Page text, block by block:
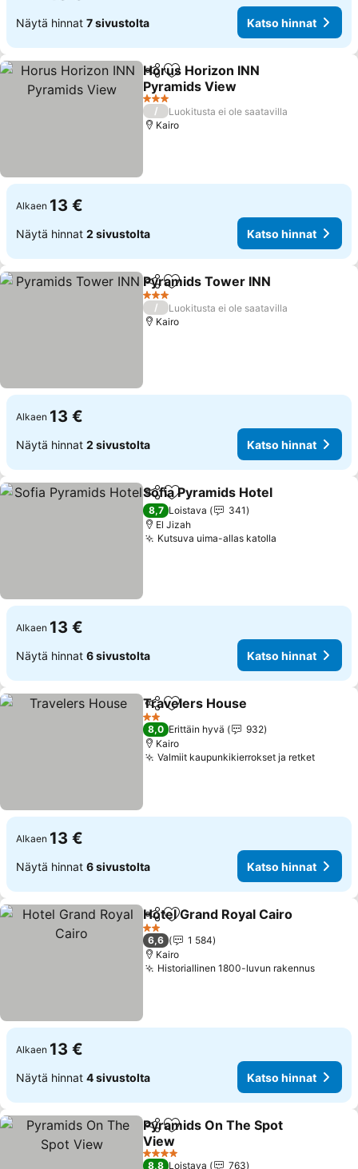
Näytä hinnat 7 sivustolta Katso hinnat
Jaa Lisää suosikkeihin
Horus Horizon INN
Pyramids View
3 Tähtiluokitus
/
Luokitusta ei ole saatavilla
Kairo
Alkaen 13 €
Näytä hinnat 2 sivustolta Katso hinnat
Jaa Lisää suosikkeihin
Pyramids Tower INN
3 Tähtiluokitus
/
Luokitusta ei ole saatavilla
Kairo
Alkaen 13 €
Näytä hinnat 2 sivustolta Katso hinnat
Jaa Lisää suosikkeihin
Sofia Pyramids Hotel
8,7 Loistava
341
El Jizah
Kutsuva uima-allas katolla
Alkaen 13 €
Näytä hinnat 6 sivustolta Katso hinnat
Jaa Lisää suosikkeihin
Travelers House
2 Tähtiluokitus
8,0 Erittäin hyvä
932
Kairo
Valmiit kaupunkikierrokset ja retket
Alkaen 13 €
Näytä hinnat 6 sivustolta Katso hinnat
Jaa Lisää suosikkeihin
Hotel Grand Royal Cairo
2 Tähtiluokitus
6,6
1 584
Kairo
Historiallinen 1800-luvun rakennus
Alkaen 13 €
Näytä hinnat 4 sivustolta Katso hinnat
Jaa Lisää suosikkeihin
Pyramids On The Spot
View
4 Tähtiluokitus
8,8 Loistava 763